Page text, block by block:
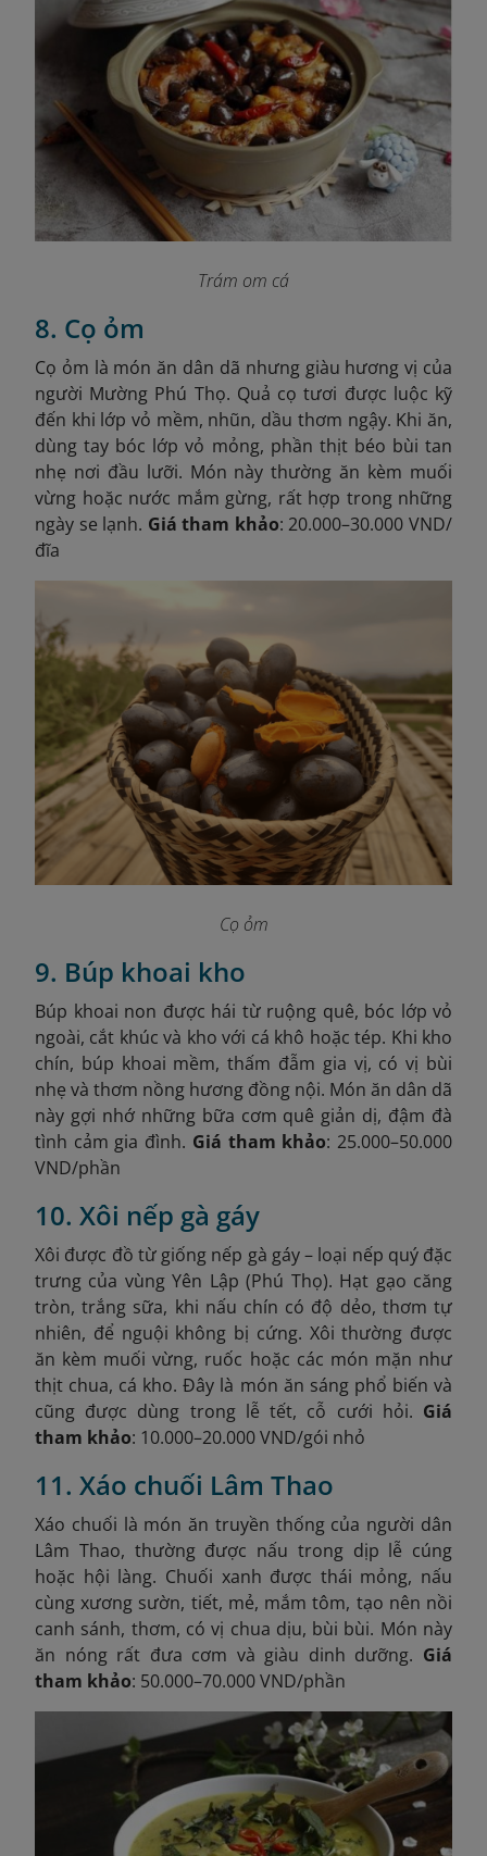
Trám om cá
8. Cọ ỏm
Cọ ỏm là món ăn dân dã nhưng giàu hương vị của
người Mường Phú Thọ. Quả cọ tươi được luộc kỹ
đến khi lớp vỏ mềm, nhũn, dầu thơm ngậy. Khi ăn,
dùng tay bóc lớp vỏ mỏng, phần thịt béo bùi tan
nhẹ nơi đầu lưỡi. Món này thường ăn kèm muối
vừng hoặc nước mắm gừng, rất hợp trong những
ngày se lạnh. Giá tham khảo: 20.000–30.000 VND/
đĩa
Cọ ỏm
9. Búp khoai kho
Búp khoai non được hái từ ruộng quê, bóc lớp vỏ
ngoài, cắt khúc và kho với cá khô hoặc tép. Khi kho
chín, búp khoai mềm, thấm đẫm gia vị, có vị bùi
nhẹ và thơm nồng hương đồng nội. Món ăn dân dã
này gợi nhớ những bữa cơm quê giản dị, đậm đà
tình cảm gia đình. Giá tham khảo: 25.000–50.000
VND/phần
10. Xôi nếp gà gáy
Xôi được đồ từ giống nếp gà gáy – loại nếp quý đặc
trưng của vùng Yên Lập (Phú Thọ). Hạt gạo căng
tròn, trắng sữa, khi nấu chín có độ dẻo, thơm tự
nhiên, để nguội không bị cứng. Xôi thường được
ăn kèm muối vừng, ruốc hoặc các món mặn như
thịt chua, cá kho. Đây là món ăn sáng phổ biến và
cũng được dùng trong lễ tết, cỗ cưới hỏi. Giá
tham khảo: 10.000–20.000 VND/gói nhỏ
11. Xáo chuối Lâm Thao
Xáo chuối là món ăn truyền thống của người dân
Lâm Thao, thường được nấu trong dịp lễ cúng
hoặc hội làng. Chuối xanh được thái mỏng, nấu
cùng xương sườn, tiết, mẻ, mắm tôm, tạo nên nồi
canh sánh, thơm, có vị chua dịu, bùi bùi. Món này
ăn nóng rất đưa cơm và giàu dinh dưỡng. Giá
tham khảo: 50.000–70.000 VND/phần